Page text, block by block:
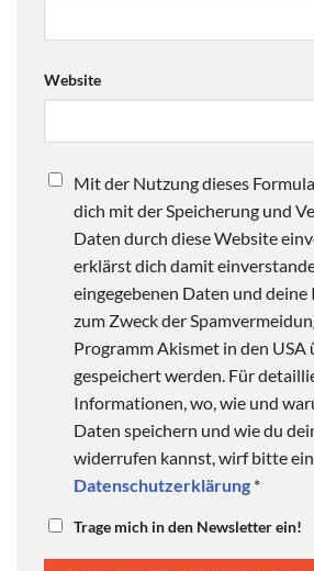
Website
Mit der Nutzung dieses
dich mit der Speicherung und
Daten durch diese Website
erklärst dich damit
eingegebenen Daten und
zum Zweck der
Programm Akismet in den
gespeichert werden. Für
Informationen, wo, wie und
Daten speichern und wie du
widerrufen kannst, wirf bitte
Datenschutzerklärung *
Trage mich in den Newsletter ein!